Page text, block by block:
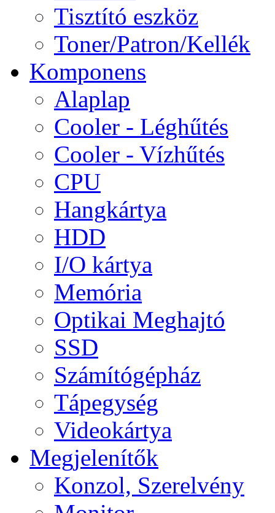
Tisztító eszköz
Toner/Patron/Kellék
Komponens
Alaplap
Cooler - Léghűtés
Cooler - Vízhűtés
CPU
Hangkártya
HDD
I/O kártya
Memória
Optikai Meghajtó
SSD
Számítógépház
Tápegység
Videokártya
Megjelenítők
Konzol, Szerelvény